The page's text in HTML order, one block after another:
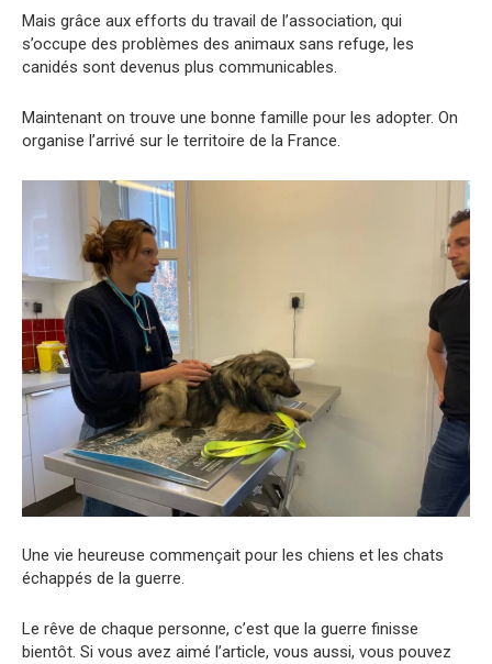
Mais grâce aux efforts du travail de l’association, qui
s’occupe des problèmes des animaux sans refuge, les
canidés sont devenus plus communicables.
Maintenant on trouve une bonne famille pour les adopter. On
organise l’arrivé sur le territoire de la France.
Une vie heureuse commençait pour les chiens et les chats
échappés de la guerre.
Le rêve de chaque personne, c’est que la guerre finisse
bientôt. Si vous avez aimé l’article, vous aussi, vous pouvez